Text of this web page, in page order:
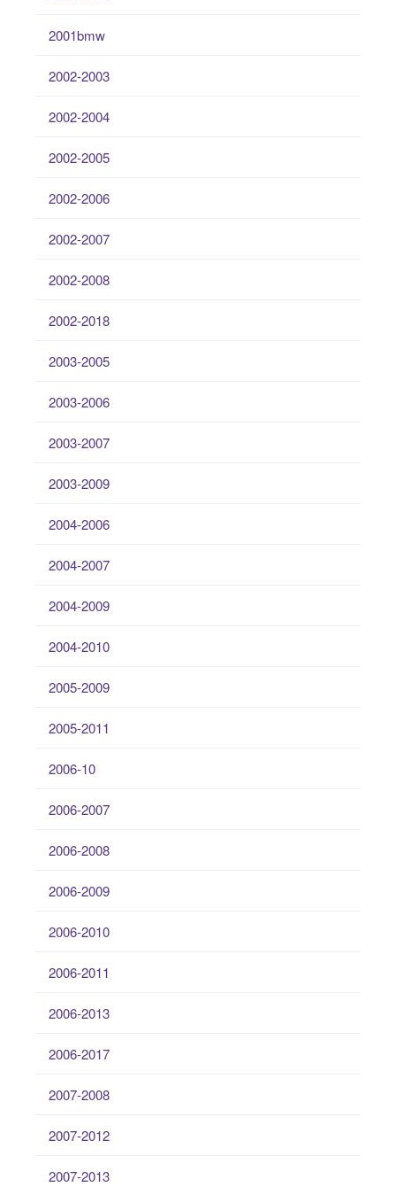
2001bmw
2002-2003
2002-2004
2002-2005
2002-2006
2002-2007
2002-2008
2002-2018
2003-2005
2003-2006
2003-2007
2003-2009
2004-2006
2004-2007
2004-2009
2004-2010
2005-2009
2005-2011
2006-10
2006-2007
2006-2008
2006-2009
2006-2010
2006-2011
2006-2013
2006-2017
2007-2008
2007-2012
2007-2013